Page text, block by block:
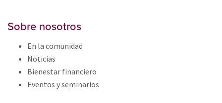
Sobre nosotros
En la comunidad
Noticias
Bienestar financiero
Eventos y seminarios